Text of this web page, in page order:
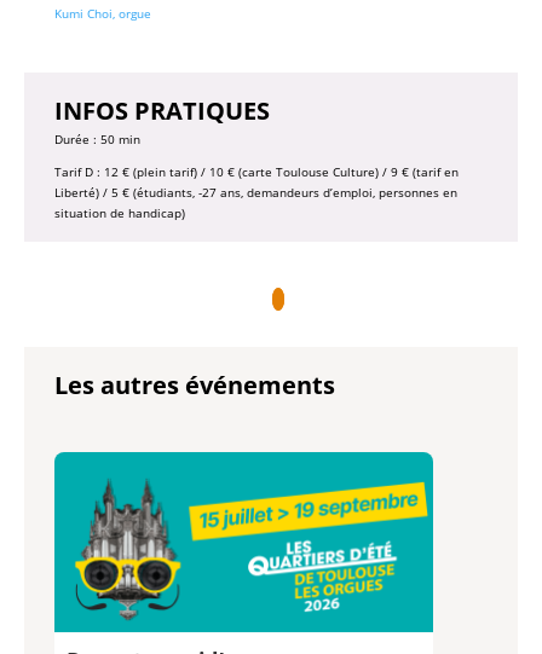
Kumi Choi, orgue
INFOS PRATIQUES
Durée : 50 min
Tarif D : 12 € (plein tarif) / 10 € (carte Toulouse Culture) / 9 € (tarif en
Liberté) / 5 € (étudiants, -27 ans, demandeurs d’emploi, personnes en
situation de handicap)
Les autres événements